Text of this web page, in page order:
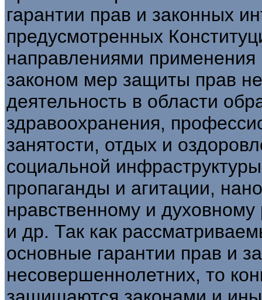
гарантии прав и законных
предусмотренных
направлениями
законом мер защиты прав
деятельность в области
здравоохранения,
занятости, отдых и
социальной
пропаганды и агитации,
нравственному и
и др. Так как
основные гарантии прав и
несовершеннолетних, то